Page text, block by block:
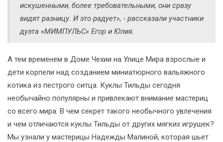
искушенными, более требовательными, они сразу
видят разницу. И это радует», - рассказали участники
дуэта «МИМПУЛЬС» Егор и Юлия.
А тем временем в Доме Чехии на Улице Мира взрослые и
дети корпели над созданием миниатюрного вальяжного
котика из пестрого ситца. Куклы Тильды сегодня
необычайно популярны и привлекают внимание мастериц
со всего мира. В чем секрет такого необычного увлечения
и чем отличаются куклы Тильды от других мягких игрушек?
Мы узнали у мастерицы Надежды Малиной, которая шьет